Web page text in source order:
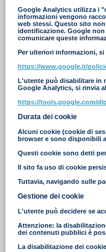
Google Analytics utilizza i
informazioni vengono
web stessi. Questo sito
identificazione. Google
comunicare queste
Per ulteriori informazioni,
https://www.google.it/
L'utente può disabilitare in
Google Analytics, si rinvia
https://tools.google.com/
Durata dei cookie
Alcuni cookie (cookie di
browser e sono disponibili
Questi cookie sono detti
Il sito fa uso di cookie
Tuttavia, navigando sulle
Gestione dei cookie
L'utente può decidere se
Attenzione: la
dei contenuti pubblici è
La disabilitazione dei